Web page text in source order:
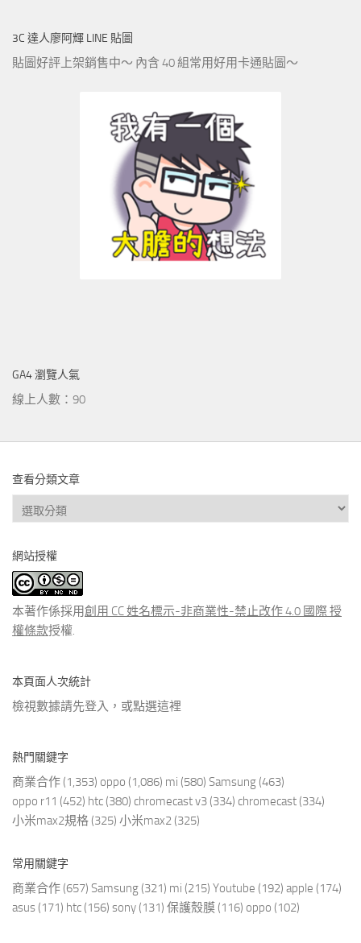
3C 達人廖阿輝 LINE 貼圖
貼圖好評上架銷售中～ 內含 40 組常用好用卡通貼圖～
GA4 瀏覽人氣
線上人數：90
查看分類文章
查
看
類
文
章
網站授權
本著作係採用創用 CC 姓名標示-非商業性-禁止改作 4.0 國際 授
權條款授權.
本頁面人次統計
檢視數據請先登入，或點選這裡
熱門關鍵字
商業合作 (1,353) oppo (1,086) mi (580) Samsung (463)
oppo r11 (452) htc (380) chromecast v3 (334) chromecast (334)
小米max2規格 (325) 小米max2 (325)
常用關鍵字
商業合作 (657) Samsung (321) mi (215) Youtube (192) apple (174)
asus (171) htc (156) sony (131) 保護殼膜 (116) oppo (102)